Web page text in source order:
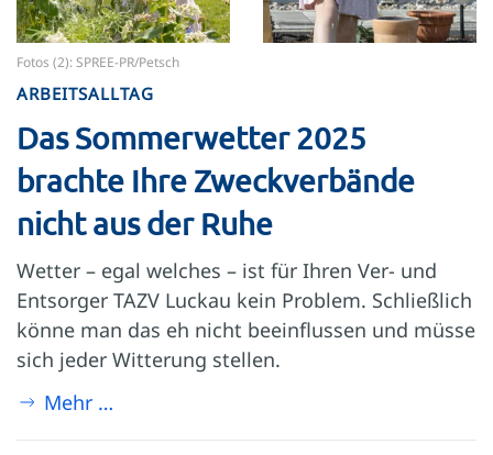
Fotos (2): SPREE-PR/Petsch
ARBEITSALLTAG
Das Sommerwetter 2025
brachte Ihre Zweckverbände
nicht aus der Ruhe
Wetter – egal welches – ist für Ihren Ver- und
Entsorger TAZV Luckau kein Problem. Schließlich
könne man das eh nicht beeinflussen und müsse
sich jeder Witterung stellen.
Mehr …